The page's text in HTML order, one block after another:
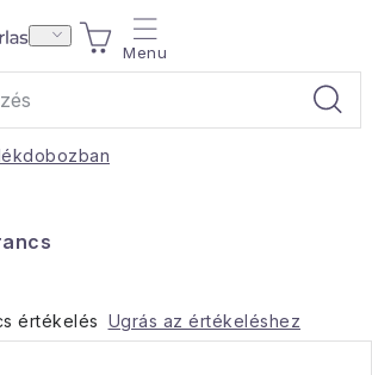
KOSÁR
értékelés Ugrás az értékeléshez